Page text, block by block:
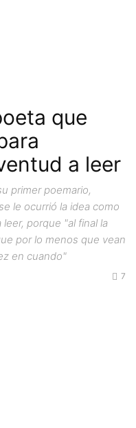
que
a leer
primer poemario,
le ocurrió la idea como
porque "al final la
por lo menos que vean
en cuando"
7